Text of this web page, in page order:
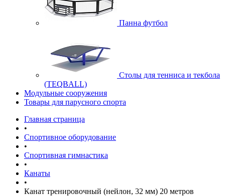
Панна футбол
Cтолы для тенниса и текбола
(TEQBALL)
Модульные сооружения
Товары для парусного спорта
Главная страница
•
Спортивное оборудование
•
Спортивная гимнастика
•
Канаты
•
Канат тренировочный (нейлон, 32 мм) 20 метров